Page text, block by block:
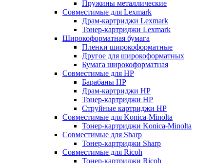
Пружины металлические
Совместимые для Lexmark
Драм-картриджи Lexmark
Тонер-картриджи Lexmark
Широкоформатная бумага
Пленки широкоформатные
Другое для широкоформатных
Бумага широкоформатная
Совместимые для HP
Барабаны HP
Драм-картриджи HP
Тонер-картриджи HP
Струйные картриджи HP
Совместимые для Konica-Minolta
Тонер-картриджи Konica-Minolta
Совместимые для Sharp
Тонер-картриджи Sharp
Совместимые для Ricoh
Тонер-картриджи Ricoh